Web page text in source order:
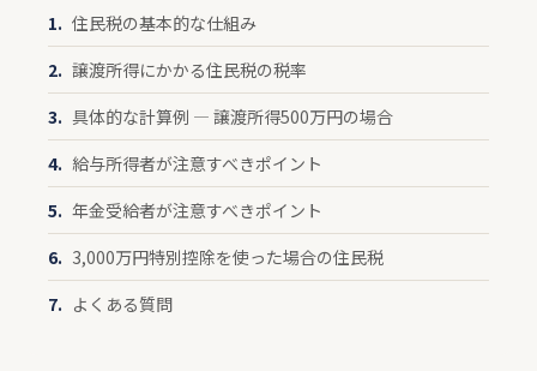
住民税の基本的な仕組み
譲渡所得にかかる住民税の税率
具体的な計算例 — 譲渡所得500万円の場合
給与所得者が注意すべきポイント
年金受給者が注意すべきポイント
3,000万円特別控除を使った場合の住民税
よくある質問